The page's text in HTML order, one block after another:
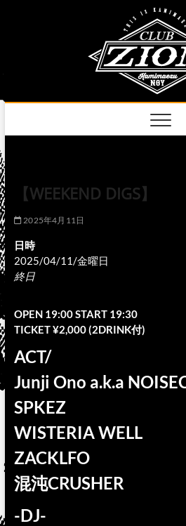
【WEEKEND DIGS】
2025年4月11日
日時
2025/04/11/金曜日
終日
OPEN 19:00 START 19:30
TICKET ¥2,000 (2DRINK付)
ACT/
Junji Ono a.k.a
SPKEZ
WISTERIA WELL
ZACKLFO
混沌CRUSHER
-DJ-